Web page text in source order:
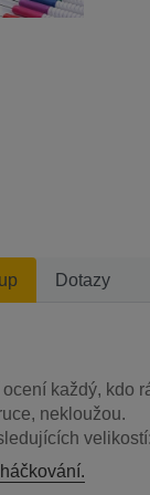
Dotazy
ocení každý, kdo
nekloužou.